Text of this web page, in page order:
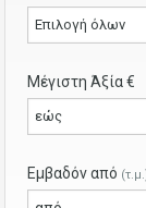
Επιλογή όλων
Μέγιστη Άξία €
εώς
Εμβαδόν από